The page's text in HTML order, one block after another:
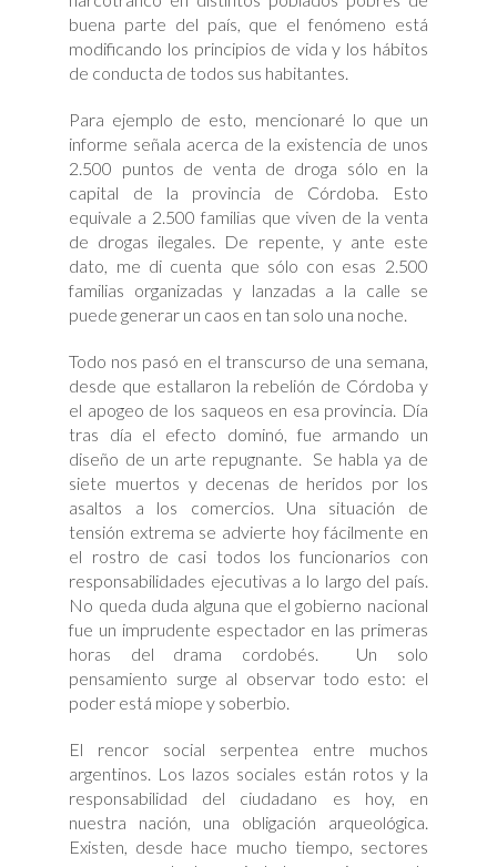
buena parte del país, que el fenómeno está
modificando los principios de vida y los hábitos
de conducta de todos sus habitantes.
Para ejemplo de esto, mencionaré lo que un
informe señala acerca de la existencia de unos
2.500 puntos de venta de droga sólo en la
capital de la provincia de Córdoba. Esto
equivale a 2.500 familias que viven de la venta
de drogas ilegales. De repente, y ante este
dato, me di cuenta que sólo con esas 2.500
familias organizadas y lanzadas a la calle se
puede generar un caos en tan solo una noche.
Todo nos pasó en el transcurso de una semana,
desde que estallaron la rebelión de Córdoba y
el apogeo de los saqueos en esa provincia. Día
tras día el efecto dominó, fue armando un
diseño de un arte repugnante. Se habla ya de
siete muertos y decenas de heridos por los
asaltos a los comercios. Una situación de
tensión extrema se advierte hoy fácilmente en
el rostro de casi todos los funcionarios con
responsabilidades ejecutivas a lo largo del país.
No queda duda alguna que el gobierno nacional
fue un imprudente espectador en las primeras
horas del drama cordobés. Un solo
pensamiento surge al observar todo esto: el
poder está miope y soberbio.
El rencor social serpentea entre muchos
argentinos. Los lazos sociales están rotos y la
responsabilidad del ciudadano es hoy, en
nuestra nación, una obligación arqueológica.
Existen, desde hace mucho tiempo, sectores